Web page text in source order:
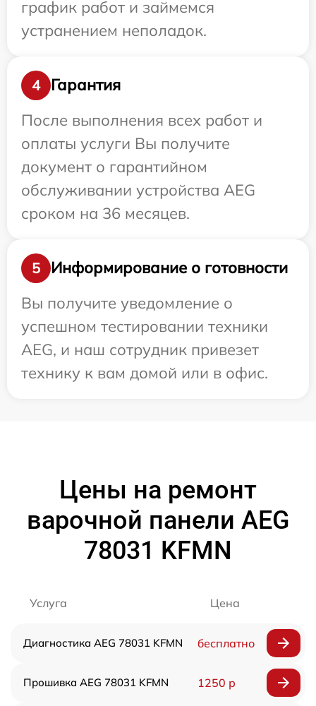
график работ и займемся
устранением неполадок.
4
Гарантия
После выполнения всех работ и
оплаты услуги Вы получите
документ о гарантийном
обслуживании устройства AEG
сроком на 36 месяцев.
5
Информирование о готовности
Вы получите уведомление о
успешном тестировании техники
AEG, и наш сотрудник привезет
технику к вам домой или в офис.
Цены на ремонт
варочной панели AEG
78031 KFMN
Услуга Цена
Диагностика AEG 78031 KFMN бесплатно
Прошивка AEG 78031 KFMN 1250 р